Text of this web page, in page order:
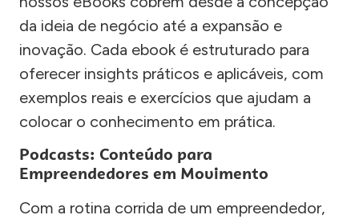
da ideia de negócio até a expansão e
inovação. Cada ebook é estruturado para
oferecer insights práticos e aplicáveis, com
exemplos reais e exercícios que ajudam a
colocar o conhecimento em prática.
Podcasts: Conteúdo para
Empreendedores em Movimento
Com a rotina corrida de um empreendedor,